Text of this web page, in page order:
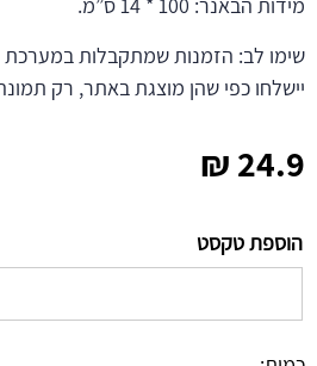
24.9
₪
הוספת טקסט
שימו לב: הזמנות שמתקבלות
יישלחו כפי שהן מוצגת באתר, רק